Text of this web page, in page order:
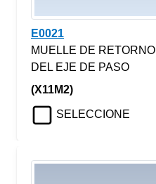
E0021
MUELLE DE RETORNO
DEL EJE DE PASO
(X11M2)
SELECCIONE